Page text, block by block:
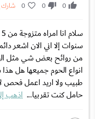
0
0
0 شارك
سنوات إلا اني الان اشعر
من روائح بعض شي مثل
انواع الحوم جميعها هل
حامل كنت تقربيا... اذهب